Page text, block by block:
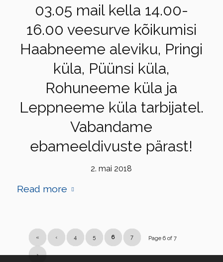
03.05 mail kella 14.00-
16.00 veesurve kõikumisi
Haabneeme aleviku, Pringi
küla, Püünsi küla,
Rohuneeme küla ja
Leppneeme küla tarbijatel.
Vabandame
ebameeldivuste pärast!
2. mai 2018
Read more
Page 6 of 7
« ‹ 4 5 6 7
›